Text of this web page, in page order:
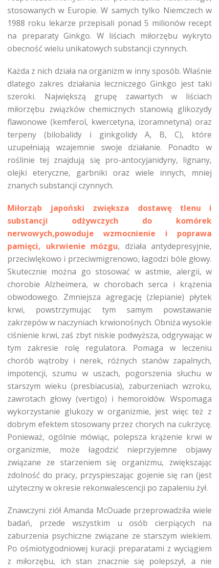
stosowanych w Europie. W samych tylko Niemczech w
1988 roku lekarze przepisali ponad 5 milionów recept
na preparaty Ginkgo. W liściach miłorzębu wykryto
obecność wielu unikatowych substancji czynnych.
Każda z nich działa na organizm w inny sposób. Właśnie
dlatego zakres działania leczniczego Ginkgo jest taki
szeroki. Największą grupę zawartych w liściach
miłorzębu związków chemicznych stanowią glikozydy
flawonowe (kemferol, kwercetyna, izoramnetyna) oraz
terpeny (bilobalidy i ginkgolidy A, B, C), które
uzupełniają wzajemnie swoje działanie. Ponadto w
roślinie tej znajdują się pro-antocyjanidyny, lignany,
olejki eteryczne, garbniki oraz wiele innych, mniej
znanych substancji czynnych.
Miłorząb japoński zwiększa dostawę tlenu i
substancji odżywczych do komórek
nerwowych,powoduje wzmocnienie i poprawa
pamięci, ukrwienie mózgu, działa antydepresyjnie,
przeciwlękowo i przeciwmigrenowo, łagodzi bóle głowy.
Skutecznie można go stosować w astmie, alergii, w
chorobie Alzheimera, w chorobach serca i krążenia
obwodowego. Zmniejsza agregację (zlepianie) płytek
krwi, powstrzymując tym samym powstawanie
zakrzepów w naczyniach krwionośnych. Obniża wysokie
ciśnienie krwi, zaś zbyt niskie podwyższa, odgrywając w
tym zakresie rolę regulatora. Pomaga w leczeniu
chorób wątroby i nerek, różnych stanów zapalnych,
impotencji, szumu w uszach, pogorszenia słuchu w
starszym wieku (presbiacusia), zaburzeniach wzroku,
zawrotach głowy (vertigo) i hemoroidów. Wspomaga
wykorzystanie glukozy w organizmie, jest więc też z
dobrym efektem stosowany przez chorych na cukrzycę.
Ponieważ, ogólnie mówiąc, polepsza krążenie krwi w
organizmie, może łagodzić nieprzyjemne objawy
związane ze starzeniem się organizmu, zwiększając
zdolność do pracy, przyspieszając gojenie się ran (jest
użyteczny w okresie rekonwalescencji po zapaleniu żył.
Znawczyni ziół Amanda McOuade przeprowadziła wiele
badań, przede wszystkim u osób cierpiących na
zaburzenia psychiczne związane ze starszym wiekiem.
Po ośmiotygodniowej kuracji preparatami z wyciągiem
z miłorzębu, ich stan znacznie się polepszył, a nie